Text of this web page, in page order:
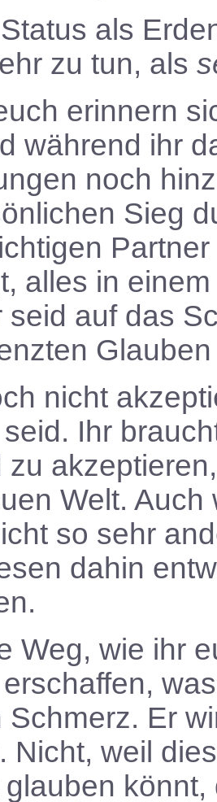
als
zu tun, als
erinnern
während ihr
noch
Sieg
alles in
seid auf das
nicht
Ihr
zu
Welt.
so sehr
dahin
Weg, wie ihr
Schmerz. Er
Nicht, weil